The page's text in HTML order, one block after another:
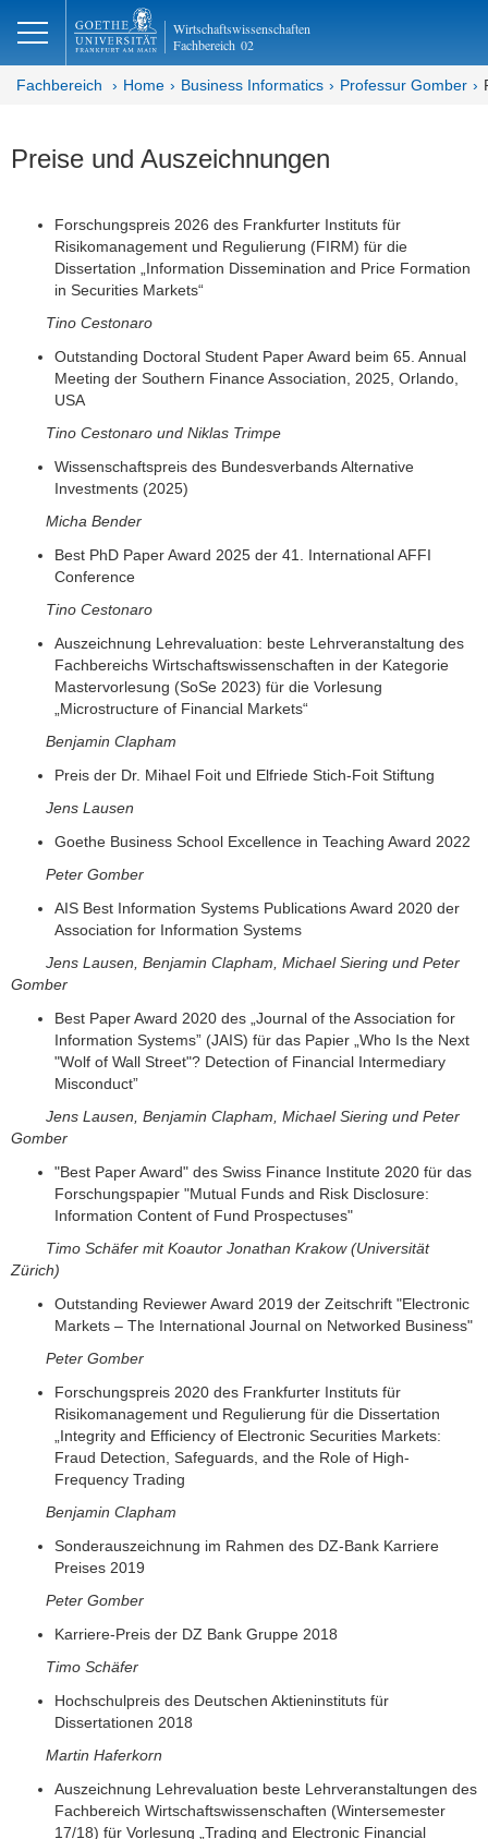
Wirtschaftswissenschaften
Fachbereich 02
Fachbereich Home Business Informatics Professur Gomber
Preise und Auszeichnungen
Forschungspreis 2026 des Frankfurter Instituts für
Risikomanagement und Regulierung (FIRM) für die
Dissertation „Information Dissemination and Price Formation
in Securities Markets“
Tino Cestonaro
Outstanding Doctoral Student Paper Award beim 65. Annual
Meeting der Southern Finance Association, 2025, Orlando,
USA
Tino Cestonaro und Niklas Trimpe
Wissenschaftspreis des Bundesverbands Alternative
Investments (2025)
Micha Bender
Best PhD Paper Award 2025 der 41. International AFFI
Conference
Tino Cestonaro
Auszeichnung Lehrevaluation: beste Lehrveranstaltung des
Fachbereichs Wirtschaftswissenschaften in der Kategorie
Mastervorlesung (SoSe 2023) für die Vorlesung
„Microstructure of Financial Markets“
Benjamin Clapham
Preis der Dr. Mihael Foit und Elfriede Stich-Foit Stiftung
Jens Lausen
Goethe Business School Excellence in Teaching Award 2022
Peter Gomber
AIS Best Information Systems Publications Award 2020 der
Association for Information Systems
Jens Lausen, Benjamin Clapham, Michael Siering und Peter
Gomber
Best Paper Award 2020 des „Journal of the Association for
Information Systems” (JAIS) für das Papier „Who Is the Next
"Wolf of Wall Street"? Detection of Financial Intermediary
Misconduct”
Jens Lausen, Benjamin Clapham, Michael Siering und Peter
Gomber
"Best Paper Award" des Swiss Finance Institute 2020 für das
Forschungspapier "Mutual Funds and Risk Disclosure:
Information Content of Fund Prospectuses"
Timo Schäfer mit Koautor Jonathan Krakow (Universität
Zürich)
Outstanding Reviewer Award 2019 der Zeitschrift "Electronic
Markets – The International Journal on Networked Business"
Peter Gomber
Forschungspreis 2020 des Frankfurter Instituts für
Risikomanagement und Regulierung für die Dissertation
„Integrity and Efficiency of Electronic Securities Markets:
Fraud Detection, Safeguards, and the Role of High-
Frequency Trading
Benjamin Clapham
Sonderauszeichnung im Rahmen des DZ-Bank Karriere
Preises 2019
Peter Gomber
Karriere-Preis der DZ Bank Gruppe 2018
Timo Schäfer
Hochschulpreis des Deutschen Aktieninstituts für
Dissertationen 2018
Martin Haferkorn
Auszeichnung Lehrevaluation beste Lehrveranstaltungen des
Fachbereich Wirtschaftswissenschaften (Wintersemester
17/18) für Vorlesung „Trading and Electronic Financial